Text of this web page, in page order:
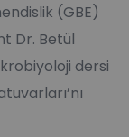
(GBE)
Dr. Betül
dersi